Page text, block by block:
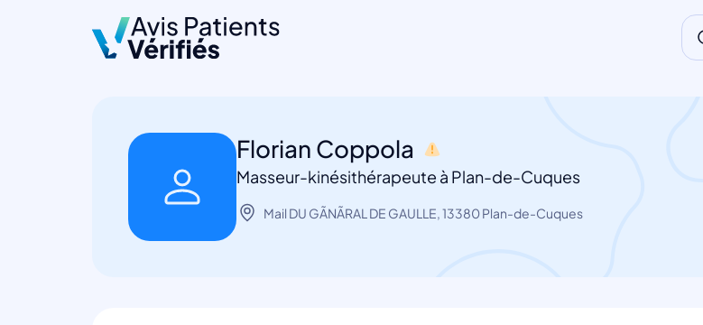
Florian Coppola
Masseur-kinésithérapeute à Plan-de-Cuques
Mail DU GÃNÃRAL DE GAULLE, 13380 Plan-de-Cuques